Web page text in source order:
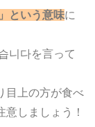
という意味に
니다を言って
目上の方が食べ
しましょう！